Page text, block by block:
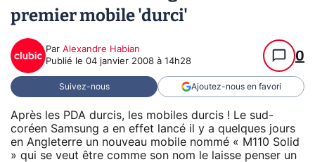
premier mobile 'durci'
Par Alexandre Habian
Publié le 04 janvier 2008 à 14h28 0
Suivez-nous Ajoutez-nous en favori
Après les PDA durcis, les mobiles durcis ! Le sud-
coréen Samsung a en effet lancé il y a quelques jours
en Angleterre un nouveau mobile nommé « M110 Solid
» qui se veut être comme son nom le laisse penser un